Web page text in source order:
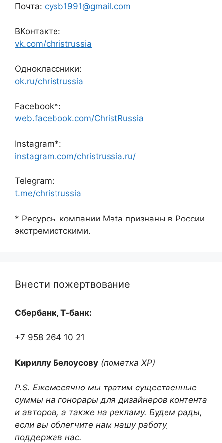
Почта: cysb1991@gmail.com
ВКонтакте:
vk.com/christrussia
Одноклассники:
ok.ru/christrussia
Facebook*:
web.facebook.com/ChristRussia
Instagram*:
instagram.com/christrussia.ru/
Telegram:
t.me/christrussia
* Ресурсы компании Meta признаны в России
экстремистскими.
Внести пожертвование
Сбербанк, Т-банк:
+7 958 264 10 21
Кириллу Белоусову (пометка ХР)
P.S. Ежемесячно мы тратим существенные
суммы на гонорары для дизайнеров контента
и авторов, а также на рекламу. Будем рады,
если вы облегчите нам нашу работу,
поддержав нас.